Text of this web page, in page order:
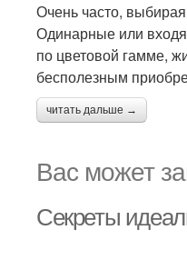
Очень часто,
Одинарные или
по цветовой гамме,
бесполезным
читать дальше →
Вас может
Секреты